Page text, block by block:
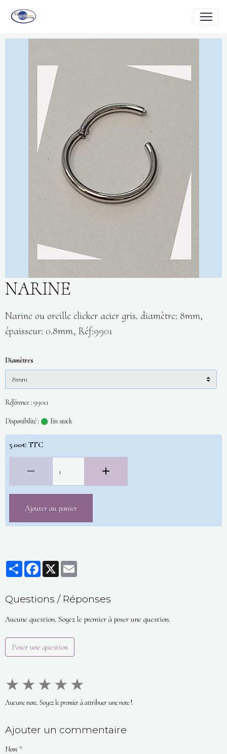
NARINE
Narine ou oreille clicker acier gris. diamètre: 8mm,
épaisseur: 0.8mm, Réf:9901
Diamètres
Référence : 99011
Disponibilité : En stock
5.00€ TTC
Ajouter au panier
PartagerFacebookX
Questions / Réponses
Aucune question. Soyez le premier à poser une question.
Poser une question
★ ★ ★ ★ ★
Aucune note. Soyez le premier à attribuer une note !
Ajouter un commentaire
Nom